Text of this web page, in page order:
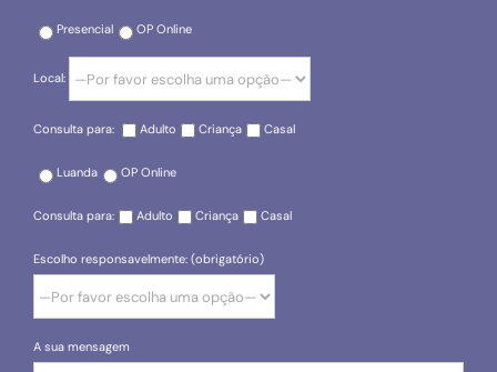
Presencial OP Online
Local:
Consulta para: Adulto Criança Casal
Luanda OP Online
Consulta para: Adulto Criança Casal
Escolho responsavelmente: (obrigatório)
A sua mensagem